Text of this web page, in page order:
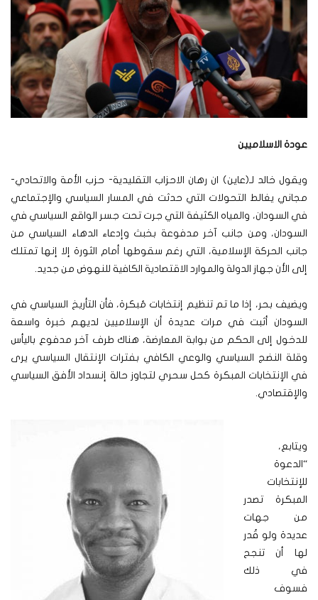
عودة الاسلاميين
ويقول خالد لـ(عاين) ان رهان الاحزاب التقليدية- حزب الأمة والاتحادي-
مجاني يغالط التحولات التي حدثت في المسار السياسي والإجتماعي
في السودان، والمياه الكثيفة التي جرت تحت جسر الواقع السياسي في
السودان، ومن جانب آخر مدفوعة بخبث وإدعاء الدهاء السياسي من
جانب الحركة الإسلامية، التي رغم سقوطها أمام الثورة إلا إنها تمتلك
إلى الأن جهاز الدولة والموارد الاقتصادية الكافية للنهوض من جديد.
ويضيف بحر، إذا ما تم تنظيم إنتخابات مُبكرة، فأن التأريخ السياسي في
السودان أثبت في مرات عديدة أن الإسلاميين لديهم خبرة واسعة
للدخول إلى الحكم من بوابة المعارضة، هناك طرف آخر مدفوع باليأس
وقلة النضج السياسي والوعي الكافي بفترات الإنتقال السياسي يرى
في الإنتخابات المبكرة كحل سحري لتجاوز حالة إنسداد الأفق السياسي
والإقتصادي.
ويتابع،
“الدعوة
للإنتخابات
المبكرة تصدر
من جهات
عديدة ولو قُدر
لها أن تنجح
في ذلك
فسوف